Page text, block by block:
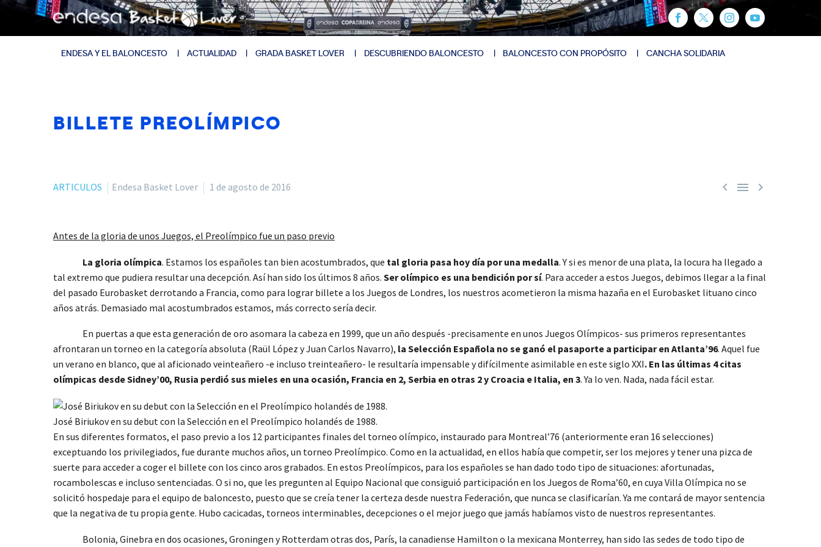
ENDESA Y EL BALONCESTO ACTUALIDAD GRADA BASKET LOVER DESCUBRIENDO BALONCESTO BALONCESTO CON PROPÓSITO CANCHA SOLIDARIA
BILLETE PREOLÍMPICO
  
ARTICULOS Endesa Basket Lover 1 de agosto de 2016
Antes de la gloria de unos Juegos, el Preolímpico fue un paso previo
La gloria olímpica. Estamos los españoles tan bien acostumbrados, que tal gloria pasa hoy día por una medalla. Y si es menor de una plata, la locura ha llegado a
tal extremo que pudiera resultar una decepción. Así han sido los últimos 8 años. Ser olímpico es una bendición por sí. Para acceder a estos Juegos, debimos llegar a la final
del pasado Eurobasket derrotando a Francia, como para lograr billete a los Juegos de Londres, los nuestros acometieron la misma hazaña en el Eurobasket lituano cinco
años atrás. Demasiado mal acostumbrados estamos, más correcto sería decir.
En puertas a que esta generación de oro asomara la cabeza en 1999, que un año después -precisamente en unos Juegos Olímpicos- sus primeros representantes
afrontaran un torneo en la categoría absoluta (Raül López y Juan Carlos Navarro), la Selección Española no se ganó el pasaporte a participar en Atlanta’96. Aquel fue
un verano en blanco, que al aficionado veinteañero -e incluso treinteañero- le resultaría impensable y difícilmente asimilable en este siglo XXI. En las últimas 4 citas
olímpicas desde Sidney’00, Rusia perdió sus mieles en una ocasión, Francia en 2, Serbia en otras 2 y Croacia e Italia, en 3. Ya lo ven. Nada, nada fácil estar.
José Biriukov en su debut con la Selección en el Preolímpico holandés de 1988.
En sus diferentes formatos, el paso previo a los 12 participantes finales del torneo olímpico, instaurado para Montreal’76 (anteriormente eran 16 selecciones)
exceptuando los privilegiados, fue durante muchos años, un torneo Preolímpico. Como en la actualidad, en ellos había que competir, ser los mejores y tener una pizca de
suerte para acceder a coger el billete con los cinco aros grabados. En estos Preolímpicos, para los españoles se han dado todo tipo de situaciones: afortunadas,
rocambolescas e incluso sentenciadas. O si no, que les pregunten al Equipo Nacional que consiguió participación en los Juegos de Roma’60, en cuya Villa Olímpica no se
solicitó hospedaje para el equipo de baloncesto, puesto que se creía tener la certeza desde nuestra Federación, que nunca se clasificarían. Ya me contará de mayor sentencia
que la negativa de tu propia gente. Hubo cacicadas, torneos interminables, decepciones o el mejor juego que jamás habíamos visto de nuestros representantes.
Bolonia, Ginebra en dos ocasiones, Groningen y Rotterdam otras dos, París, la canadiense Hamilton o la mexicana Monterrey, han sido las sedes de todo tipo de